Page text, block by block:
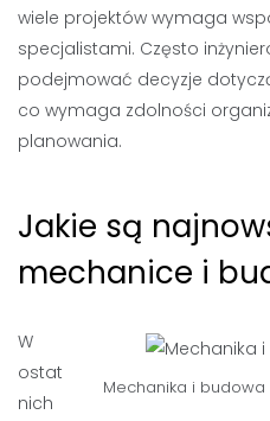
wiele projektów wymaga
specjalistami. Często
podejmować decyzje
co wymaga zdolności
planowania.
Jakie są
mechanice i
Mechanika i
W
ostat
nich